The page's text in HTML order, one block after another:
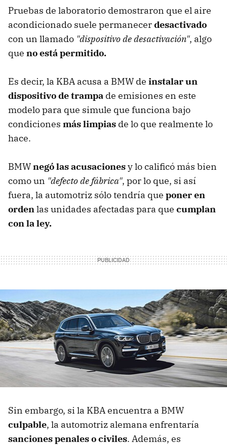
Pruebas de laboratorio demostraron que el aire
acondicionado suele permanecerdesactivado
con un llamado "dispositivo de desactivación", algo
que no está permitido.
Es decir, la KBA acusa a BMW de instalar un
dispositivo de trampa de emisiones en este
modelo para que simule que funciona bajo
condiciones más limpias de lo que realmente lo
hace.
BMWnegó las acusacionesy lo calificó más bien
como un "defecto de fábrica", por lo que, si así
fuera, la automotriz sólo tendría que poner en
ordenlas unidades afectadas para que cumplan
con la ley.
Sin embargo, si la KBA encuentra a BMW
culpable, la automotriz alemana enfrentaría
sanciones penales o civiles. Además, es